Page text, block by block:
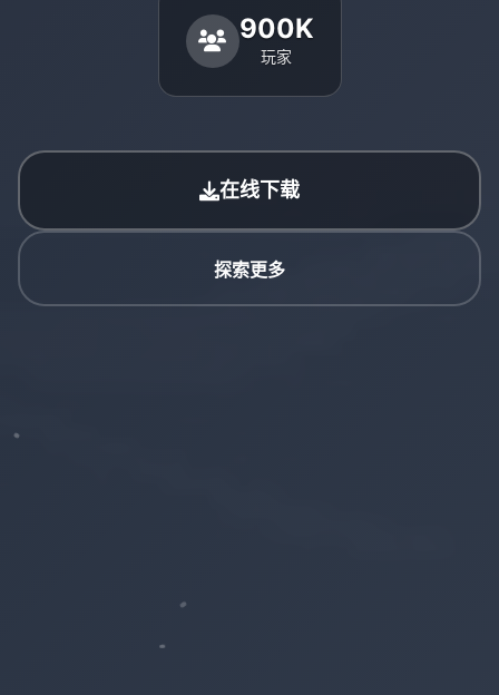
900K
玩家
在线下载
探索更多